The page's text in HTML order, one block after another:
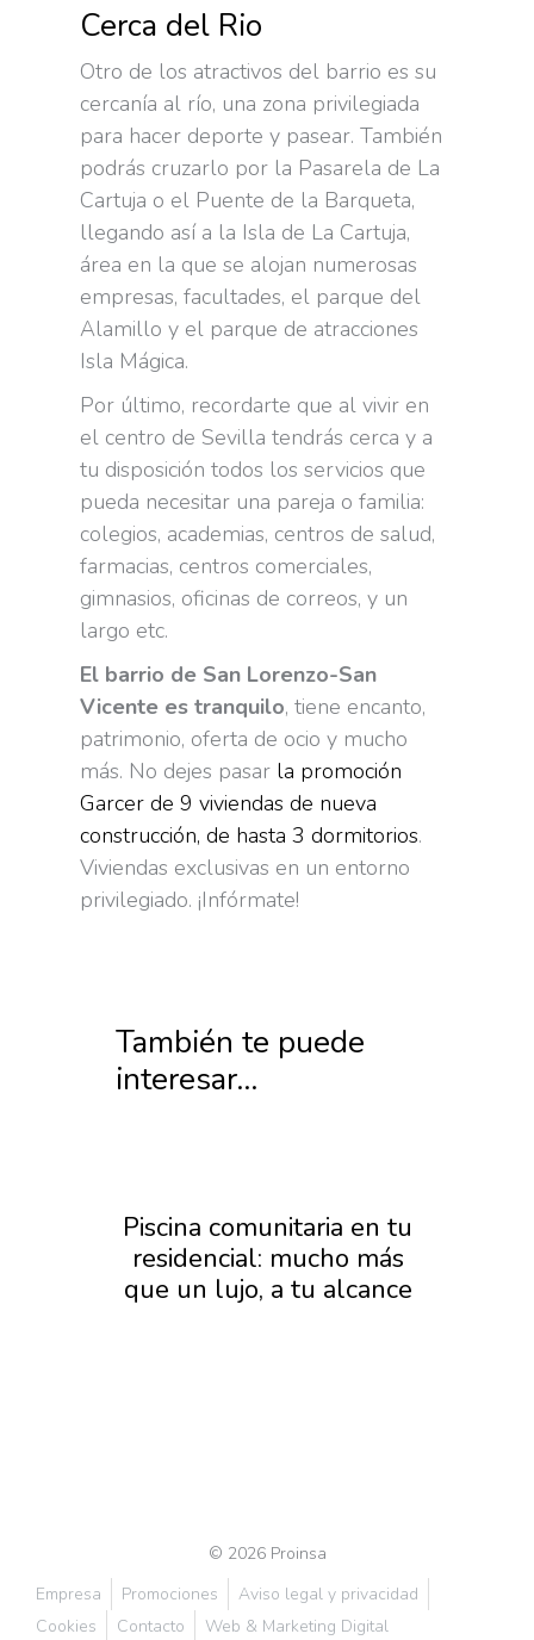
Cerca del Rio
Otro de los atractivos del barrio es su
cercanía al río, una zona privilegiada
para hacer deporte y pasear. También
podrás cruzarlo por la Pasarela de La
Cartuja o el Puente de la Barqueta,
llegando así a la Isla de La Cartuja,
área en la que se alojan numerosas
empresas, facultades, el parque del
Alamillo y el parque de atracciones
Isla Mágica.
Por último, recordarte que al vivir en
el centro de Sevilla tendrás cerca y a
tu disposición todos los servicios que
pueda necesitar una pareja o familia:
colegios, academias, centros de salud,
farmacias, centros comerciales,
gimnasios, oficinas de correos, y un
largo etc.
El barrio de San Lorenzo-San
Vicente es tranquilo, tiene encanto,
patrimonio, oferta de ocio y mucho
más. No dejes pasar la promoción
Garcer de 9 viviendas de nueva
construcción, de hasta 3 dormitorios.
Viviendas exclusivas en un entorno
privilegiado. ¡Infórmate!
También te puede
interesar...
Piscina comunitaria en tu
residencial: mucho más
que un lujo, a tu alcance
© 2026 Proinsa
Empresa
Promociones
Aviso legal y privacidad
Cookies
Contacto Web & Marketing Digital